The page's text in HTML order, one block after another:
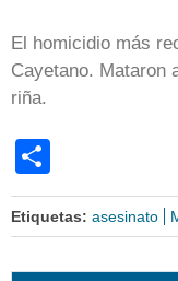
El homicidio más
Cayetano. Mataron
riña.
Etiquetas: asesinato